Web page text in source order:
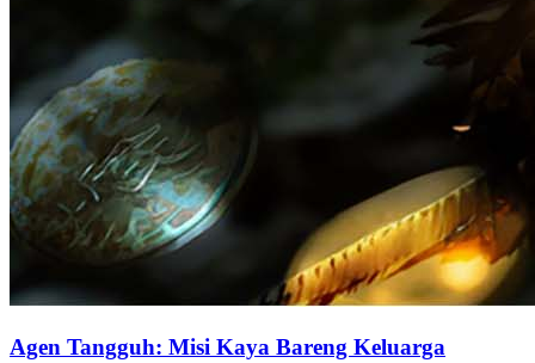
Agen Tangguh: Misi Kaya Bareng Keluarga